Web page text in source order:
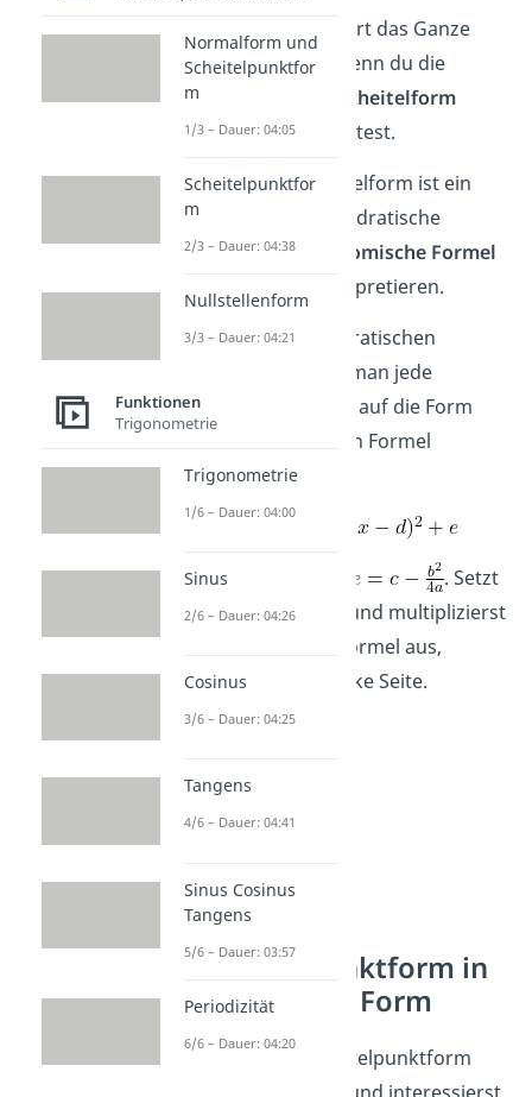
Analog funktioniert das Ganze
natürlich auch, wenn du die
Normalform
Scheitelform
umrechnen möchtest.
Merke:Die Scheitelform ist ein
Versuch, eine quadratische
Funktion als
„binomische Formel
zu interpretieren.
Mithilfe der quadratischen
Ergänzung kann man jede
Parabelgleichung auf die Form
einer binomischen Formel
bringen:
mit
. Setzt
du die Werte ein und multiplizierst
die binomische Formel aus,
erhältst du die linke Seite.
Scheitelpunktform in
Allgemeine Form
Hast du die Scheitelpunktform
Normalform und
Scheitelpunktfor
m
1/3 – Dauer: 04:05
Scheitelpunktfor
m
2/3 – Dauer: 04:38
Nullstellenform
3/3 – Dauer: 04:21
Funktionen
Trigonometrie
Trigonometrie
1/6 – Dauer: 04:00
Sinus
2/6 – Dauer: 04:26
Cosinus
3/6 – Dauer: 04:25
Tangens
4/6 – Dauer: 04:41
Sinus Cosinus
Tangens
5/6 – Dauer: 03:57
Periodizität
6/6 – Dauer: 04:20